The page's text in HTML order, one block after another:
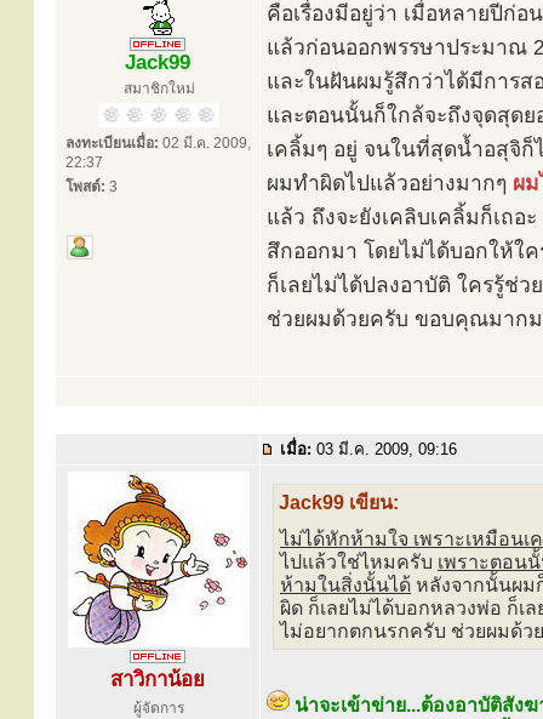
Jack99
สมาชิกใหม่
ลงทะเบียนเมื่อ: 02 มี.ค. 2009,
22:37
โพสต์: 3
คือเรื่องมีอยู่ว่า เมื่อหลายปีก่
แล้วก่อนออกพรรษาประมาณ
และในฝันผมรู้สึกว่าได้มีการ
และตอนนั้นก็ใกล้จะถึงจุดสุดย
เคลิ้มๆ อยู่ จนในที่สุดน้ำอสุจิ
ผมทำผิดไปแล้วอย่างมากๆ ผ
แล้ว ถึงจะยังเคลิบเคลิ้มก็เถ
สึกออกมา โดยไม่ได้บอกให้ใ
ก็เลยไม่ได้ปลงอาบัติ ใครรู้ช่
ช่วยผมด้วยครับ ขอบคุณมาก
เมื่อ: 03 มี.ค. 2009, 09:16
สาวิกาน้อย
ผู้จัดการ
Jack99 เขียน:
ไม่ได้หักห้ามใจ เพราะเหมือน
ไปแล้วใช่ไหมครับ เพราะตอน
ห้ามในสิ่งนั้นได้ หลังจากนั้นผม
ผิด ก็เลยไม่ได้บอกหลวงพ่อ ก็เ
ไม่อยากตกนรกครับ ช่วยผมด้
น่าจะเข้าข่าย...ต้องอาบัติสัง